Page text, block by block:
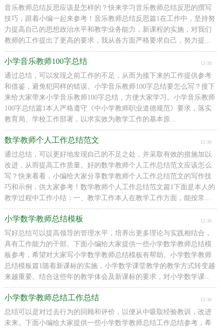
音乐教师总结反思应该是怎样的？快来学习音乐教师总结反思的撰写
技巧，跟着小编一起来参考！音乐教师总结反思篇1在工作中，坚持努
力提高自己的思想政治水平和教学业务能力，新课程的实施，对我们
教师的工作提出了更高的要求，我从各方面严格要求自己，努力提...
小学音乐教师100字总结 12-30
通过总结，可以发现之前工作的不足，从而为接下来的工作提供参考
和借鉴，避免犯同样的错误。小学音乐教师100字总结要怎么写？接下
来给大家带来小学音乐教师100字总结，方便大家学习。小学音乐教师
100字总结篇1本人严格遵守《中小学教师职业道德规范》要求，落实
教育局、学校工作部署，以求实效为教学工作的基本原...
数学教师个人工作总结范文 12-30
通过总结，可以更好地发现自己的不足之处，并采取有效的措施加以
改进，从而提高工作质量。好的数学教师个人工作总结范文应该怎么
写？快来看看，小编给大家分享数学教师个人工作总结范文的写作技
巧和示例，供大家参考！数学教师个人工作总结范文篇1下面是本人的
教学过程中工作小结：一、教学工作本人在教学工作方面，能按常...
小学数学教师总结模板 12-30
写好总结可以提高领导的管理水平，培养出更多理论与实践相结合，
具有工作能力的干部。下面小编给大家提供一些小学数学教师总结模
板参考，希望对大家写小学数学教师总结模板有帮助。小学数学教师
总结模板篇1随着新课标的实施，小学数学课堂教学的教学方式转变越
来越重要。结合这些年的教学体会及新课标的要求，对小学数学课...
小学数学教师总结工作总结 12-30
总结可以是对过去行为的回顾和评价，以便从中吸取经验教训，改进
未来。下面小编给大家提供一些小学数学教师总结工作总结参考，希